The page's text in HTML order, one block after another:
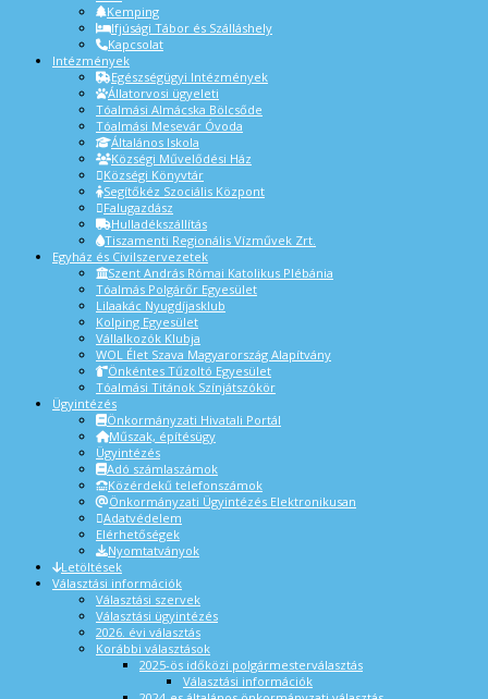
Kemping
Ifjúsági Tábor és Szálláshely
Kapcsolat
Intézmények
Egészségügyi Intézmények
Állatorvosi ügyeleti
Tóalmási Almácska Bölcsőde
Tóalmási Mesevár Óvoda
Általános Iskola
Községi Művelődési Ház
Községi Könyvtár
Segítőkéz Szociális Központ
Falugazdász
Hulladékszállítás
Tiszamenti Regionális Vízművek Zrt.
Egyház és Civilszervezetek
Szent András Római Katolikus Plébánia
Tóalmás Polgárőr Egyesület
Lilaakác Nyugdíjasklub
Kolping Egyesület
Vállalkozók Klubja
WOL Élet Szava Magyarország Alapítvány
Önkéntes Tűzoltó Egyesület
Tóalmási Titánok Színjátszókör
Ügyintézés
Önkormányzati Hivatali Portál
Műszak, építésügy
Ügyintézés
Adó számlaszámok
Közérdekű telefonszámok
Önkormányzati Ügyintézés Elektronikusan
Adatvédelem
Elérhetőségek
Nyomtatványok
Letöltések
Választási információk
Választási szervek
Választási ügyintézés
2026. évi választás
Korábbi választások
2025-ös időközi polgármesterválasztás
Választási információk